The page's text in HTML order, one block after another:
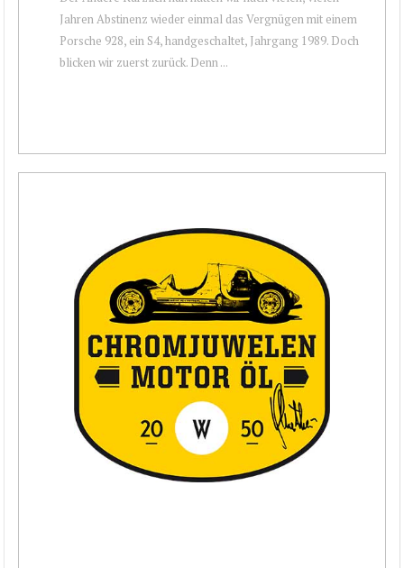
Jahren Abstinenz wieder einmal das Vergnügen mit einem
Porsche 928, ein S4, handgeschaltet, Jahrgang 1989. Doch
blicken wir zuerst zurück. Denn ...